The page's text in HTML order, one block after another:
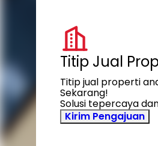
Titip Jual
Titip jual properti
Sekarang!
Solusi tepercaya
Kirim Pengajuan